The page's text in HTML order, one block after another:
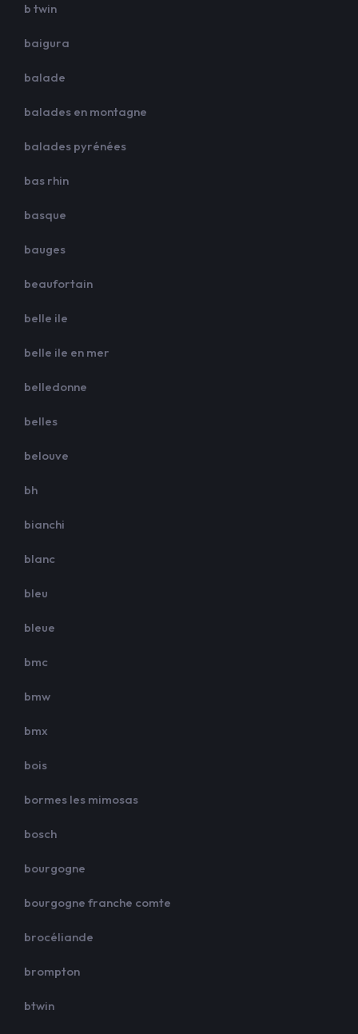
b twin
baigura
balade
balades en montagne
balades pyrénées
bas rhin
basque
bauges
beaufortain
belle ile
belle ile en mer
belledonne
belles
belouve
bh
bianchi
blanc
bleu
bleue
bmc
bmw
bmx
bois
bormes les mimosas
bosch
bourgogne
bourgogne franche comte
brocéliande
brompton
btwin